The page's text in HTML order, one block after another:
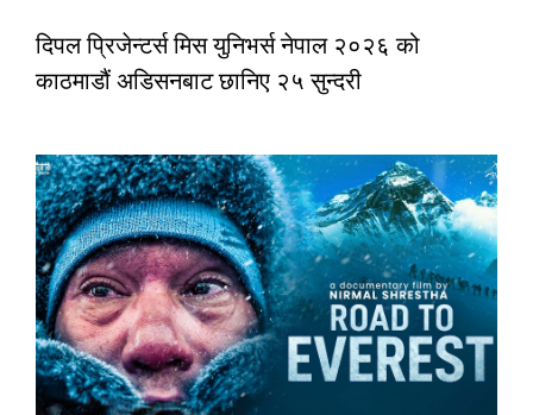
दिपल प्रिजेन्टर्स मिस युनिभर्स नेपाल २०२६ को
काठमाडौं अडिसनबाट छानिए २५ सुन्दरी